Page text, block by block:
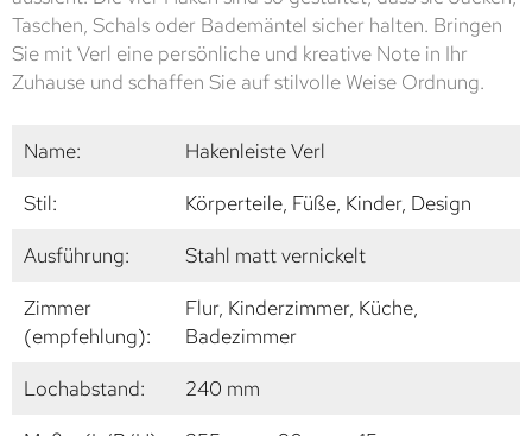
Taschen, Schals oder Bademäntel sicher halten. Bringen
Sie mit Verl eine persönliche und kreative Note in Ihr
Zuhause und schaffen Sie auf stilvolle Weise Ordnung.
Name:
Hakenleiste Verl
Stil:
Körperteile, Füße, Kinder, Design
Ausführung:
Stahl matt vernickelt
Zimmer
(empfehlung):
Flur, Kinderzimmer, Küche,
Badezimmer
Lochabstand:
240 mm